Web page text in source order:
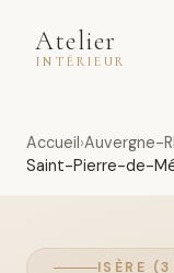
Atelier
INTÉRIEUR
Accueil Auvergne-
Saint-Pierre-de-
ISÈRE